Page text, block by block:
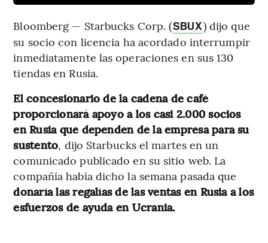
Bloomberg — Starbucks Corp. (SBUX) dijo que
su socio con licencia ha acordado interrumpir
inmediatamente las operaciones en sus 130
tiendas en Rusia.
El concesionario de la cadena de café
proporcionará apoyo a los casi 2.000 socios
en Rusia que dependen de la empresa para su
sustento, dijo Starbucks el martes en un
comunicado publicado en su sitio web. La
compañía había dicho la semana pasada que
donaría las regalías de las ventas en Rusia a los
esfuerzos de ayuda en Ucrania.